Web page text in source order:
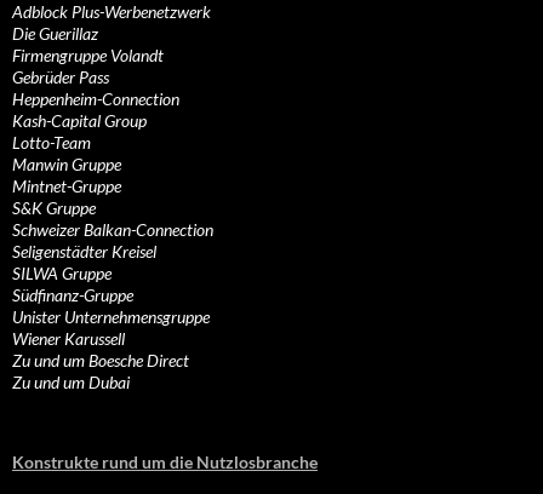
Adblock Plus-Werbenetzwerk
Die Guerillaz
Firmengruppe Volandt
Gebrüder Pass
Heppenheim-Connection
Kash-Capital Group
Lotto-Team
Manwin Gruppe
Mintnet-Gruppe
S&K Gruppe
Schweizer Balkan-Connection
Seligenstädter Kreisel
SILWA Gruppe
Südfinanz-Gruppe
Unister Unternehmensgruppe
Wiener Karussell
Zu und um Boesche Direct
Zu und um Dubai
Konstrukte rund um die Nutzlosbranche